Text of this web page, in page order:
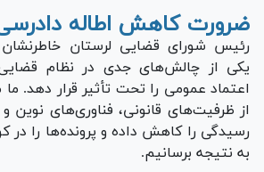
ضرورت کاهش اطاله
رئیس شورای قضایی لرستان خاطرنشان
یکی از چالش‌های جدی در نظام
اعتماد عمومی را تحت تأثیر قرار دهد.
از ظرفیت‌های قانونی، فناوری‌های نوین
رسیدگی را کاهش داده و پرونده‌ها را در
به نتیجه برسانیم.